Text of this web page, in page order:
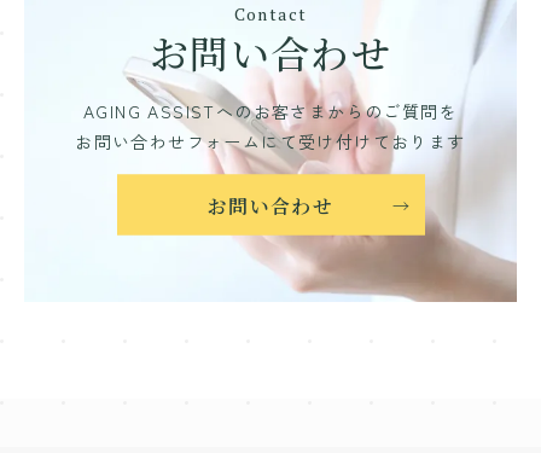
Contact
お問い合わせ
AGING ASSISTへのお客さまからのご質問を
お問い合わせフォームにて受け付けております
お問い合わせ